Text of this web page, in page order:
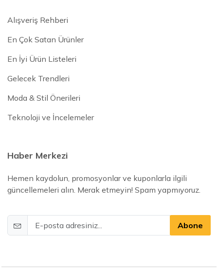
Alışveriş Rehberi
En Çok Satan Ürünler
En İyi Ürün Listeleri
Gelecek Trendleri
Moda & Stil Önerileri
Teknoloji ve İncelemeler
Haber Merkezi
Hemen kaydolun, promosyonlar ve kuponlarla ilgili
güncellemeleri alın. Merak etmeyin! Spam yapmıyoruz.
Abone